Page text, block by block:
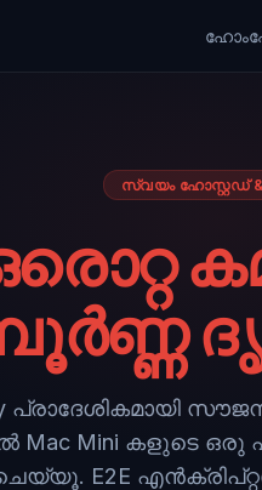
ഹോം
സ്വയം ഹോസ്റ്റഡ് &
പ്രാദേശികമായി
Mac Mini കളുടെ ഒരു
E2E